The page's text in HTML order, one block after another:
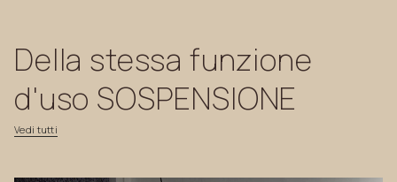
Vedi tutti
Della stessa funzione
d'uso SOSPENSIONE